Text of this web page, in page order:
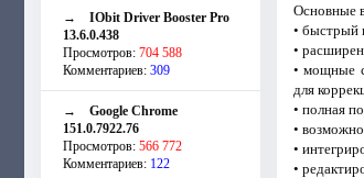
→ IObit Driver Booster Pro
13.6.0.438
Просмотров: 704 588
Комментариев: 309
→ Google Chrome
151.0.7922.76
Просмотров: 566 772
Комментариев: 122
Основные
• быстрый
•
• мощные
для
• полная
•
•
•